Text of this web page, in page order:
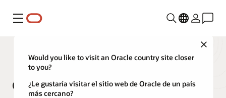
Menú
Would you like to visit an Oracle country site closer
to you?
¿Le gustaría visitar el sitio web de Oracle de un país
más cercano?
Oracle Data Provider for .NET